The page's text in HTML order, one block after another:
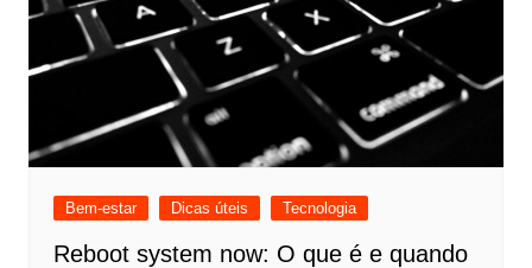
Bem-estar Dicas úteis Tecnologia
Reboot system now: O que é e quando